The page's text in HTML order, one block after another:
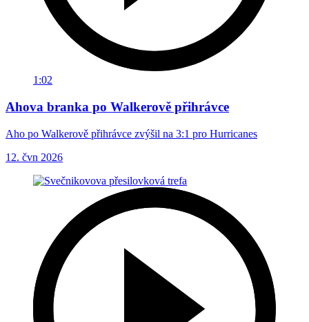
1:02
Ahova branka po Walkerově přihrávce
Aho po Walkerově přihrávce zvýšil na 3:1 pro Hurricanes
12. čvn 2026